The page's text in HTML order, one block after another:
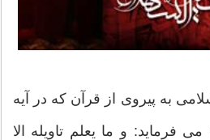
به پیروی از قرآن که در آیه
فرماید: و ما یعلم تاویله الا